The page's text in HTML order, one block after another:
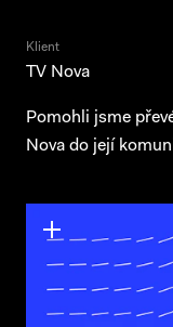
Klient
TV Nova
Pomohli jsme
Nova do její